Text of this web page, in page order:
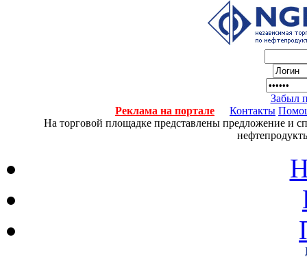
Забыл
Реклама на портале
Контакты
На торговой площадке представлены предложение и